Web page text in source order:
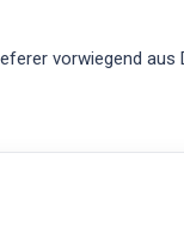
vorwiegend aus